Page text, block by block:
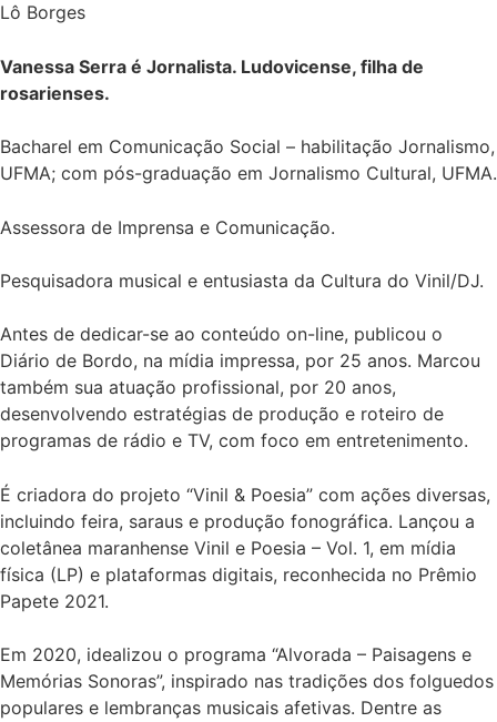
Lô Borges
Vanessa Serra é Jornalista. Ludovicense, filha de
rosarienses.
Bacharel em Comunicação Social – habilitação Jornalismo,
UFMA; com pós-graduação em Jornalismo Cultural, UFMA.
Assessora de Imprensa e Comunicação.
Pesquisadora musical e entusiasta da Cultura do Vinil/DJ.
Antes de dedicar-se ao conteúdo on-line, publicou o
Diário de Bordo, na mídia impressa, por 25 anos. Marcou
também sua atuação profissional, por 20 anos,
desenvolvendo estratégias de produção e roteiro de
programas de rádio e TV, com foco em entretenimento.
É criadora do projeto “Vinil & Poesia” com ações diversas,
incluindo feira, saraus e produção fonográfica. Lançou a
coletânea maranhense Vinil e Poesia – Vol. 1, em mídia
física (LP) e plataformas digitais, reconhecida no Prêmio
Papete 2021.
Em 2020, idealizou o programa “Alvorada – Paisagens e
Memórias Sonoras”, inspirado nas tradições dos folguedos
populares e lembranças musicais afetivas. Dentre as